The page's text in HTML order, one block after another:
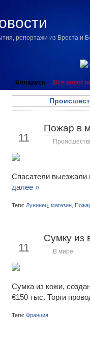
репортажи из Бреста и
Беларусь Все новости
11
Пожар в
Спасатели выезжали
далее »
Теги: Лунинец магазин
11
Сумку из
В мире
Сумка из кожи,
€150 тыс. Торги
Теги: Франция